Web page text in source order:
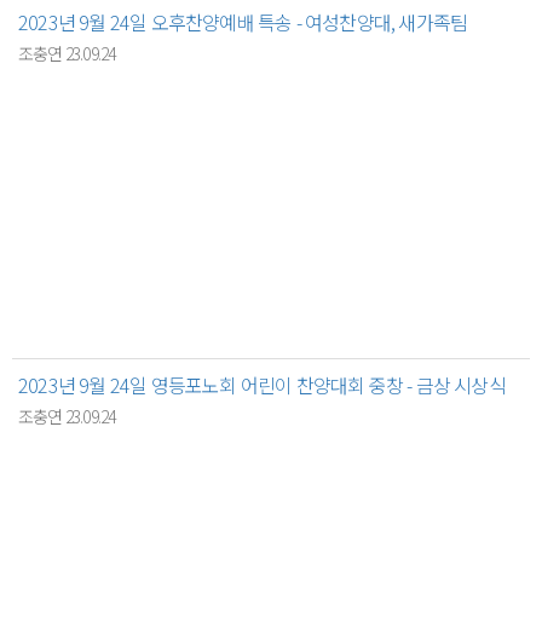
2023년 9월 24일 오후찬양예배 특송 - 여성찬양대, 새가족팀
조충연 23.09.24
2023년 9월 24일 영등포노회 어린이 찬양대회 중창 - 금상 시상식
조충연 23.09.24